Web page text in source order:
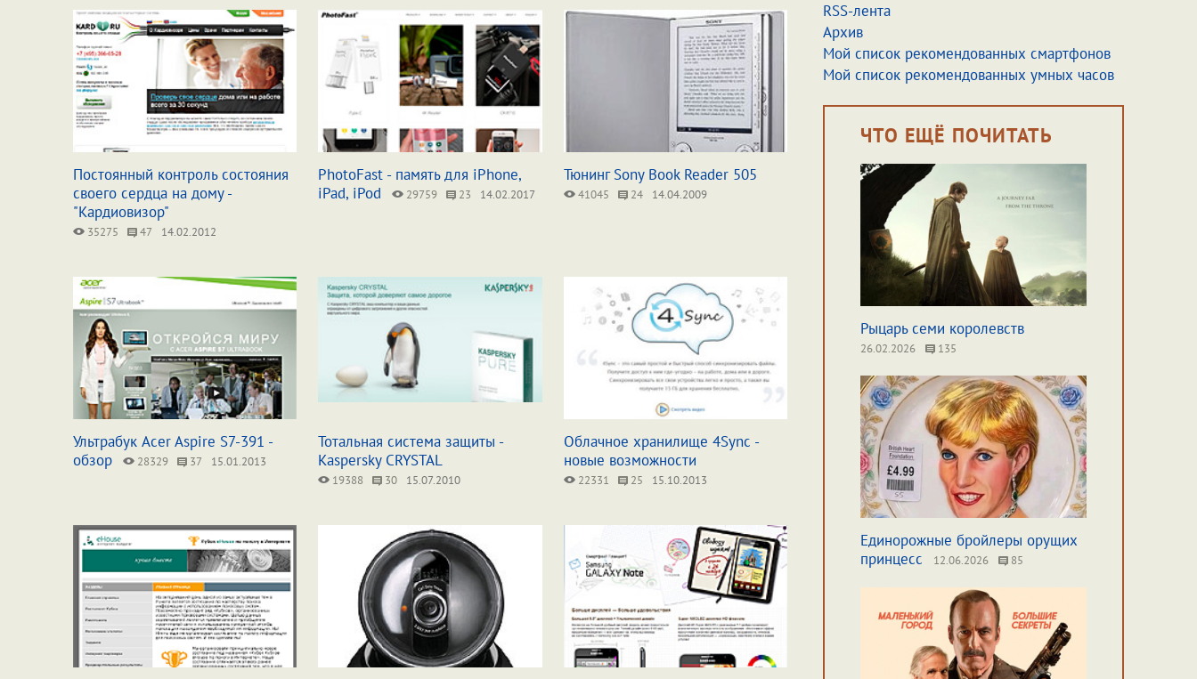
Постоянный контроль состояния
своего сердца на дому -
"Кардиовизор"
35275 47 14.02.2012
PhotoFast - память для iPhone,
iPad, iPod
29759 23 14.02.2017
Тюнинг Sony Book Reader 505
41045 24 14.04.2009
Ультрабук Acer Aspire S7-391 -
обзор
28329 37 15.01.2013
Тотальная система защиты -
Kaspersky CRYSTAL
19388 30 15.07.2010
Облачное хранилище 4Sync -
новые возможности
22331 25 15.10.2013
RSS-лента
Архив
Мой список рекомендованных смартфонов
Мой список рекомендованных умных часов
ЧТО ЕЩЁ ПОЧИТАТЬ
Рыцарь семи королевств
26.02.2026 135
Единорожные бройлеры орущих
принцесс
12.06.2026 85